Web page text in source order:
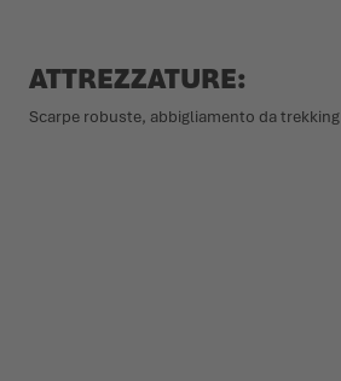
ATTREZZATURE:
Scarpe robuste, abbigliamento da trekking